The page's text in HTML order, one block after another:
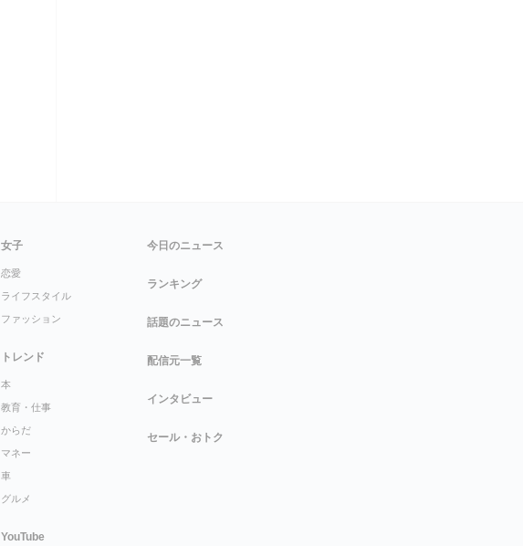
女子
恋愛
ライフスタイル
ファッション
トレンド
本
教育・仕事
からだ
マネー
車
グルメ
YouTube
今日のニュース
ランキング
話題のニュース
配信元一覧
インタビュー
セール・おトク